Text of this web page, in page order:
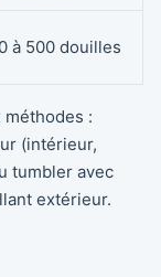
à 500 douilles
:
(intérieur,
tumbler avec
extérieur.